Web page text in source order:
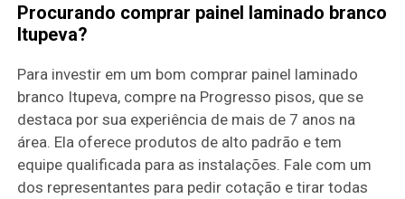
Procurando comprar painel laminado branco
Itupeva?
Para investir em um bom comprar painel laminado
branco Itupeva, compre na Progresso pisos, que se
destaca por sua experiência de mais de 7 anos na
área. Ela oferece produtos de alto padrão e tem
equipe qualificada para as instalações. Fale com um
dos representantes para pedir cotação e tirar todas